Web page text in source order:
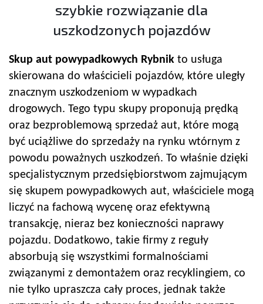
szybkie rozwiązanie dla
uszkodzonych pojazdów
Skup aut powypadkowych Rybnik to usługa
skierowana do właścicieli pojazdów, które uległy
znacznym uszkodzeniom w wypadkach
drogowych. Tego typu skupy proponują prędką
oraz bezproblemową sprzedaż aut, które mogą
być uciążliwe do sprzedaży na rynku wtórnym z
powodu poważnych uszkodzeń. To właśnie dzięki
specjalistycznym przedsiębiorstwom zajmującym
się skupem powypadkowych aut, właściciele mogą
liczyć na fachową wycenę oraz efektywną
transakcję, nieraz bez konieczności naprawy
pojazdu. Dodatkowo, takie firmy z reguły
absorbują się wszystkimi formalnościami
związanymi z demontażem oraz recyklingiem, co
nie tylko upraszcza cały proces, jednak także